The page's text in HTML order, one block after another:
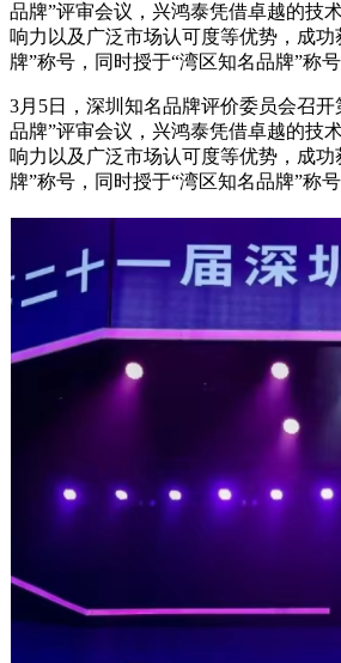
品牌”评审会议，兴鸿泰凭借卓越的技
响力以及广泛市场认可度等优势，成功
牌”称号，同时授于“湾区知名品牌”称
3月5日，深圳知名品牌评价委员会召开
品牌”评审会议，兴鸿泰凭借卓越的技
响力以及广泛市场认可度等优势，成功
牌”称号，同时授于“湾区知名品牌”称号